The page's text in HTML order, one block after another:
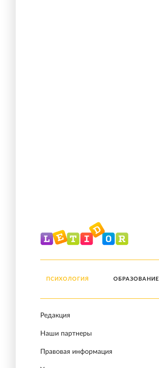
ПСИХОЛОГИЯ ОБРАЗОВАНИЕ
Редакция
Наши партнеры
Правовая информация